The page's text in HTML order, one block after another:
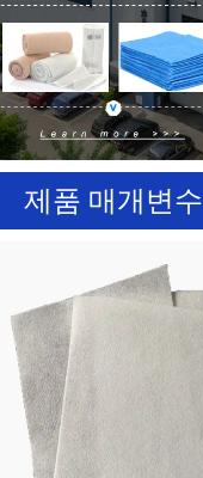
제품 매개변수